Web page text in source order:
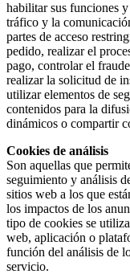
habilitar sus funciones
tráfico y la
partes de acceso
pedido, realizar el
pago, controlar el
realizar la solicitud de
utilizar elementos de
contenidos para la
dinámicos o compartir
Cookies de análisis
Son aquellas que
seguimiento y análisis
sitios web a los que
los impactos de los
tipo de cookies se
web, aplicación o
función del análisis de
servicio.